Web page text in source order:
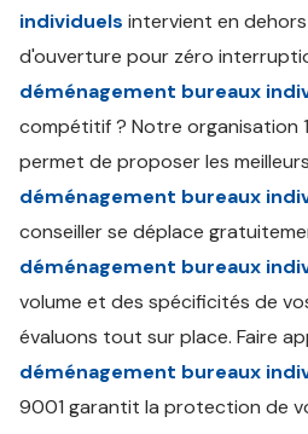
individuels intervient en
d'ouverture pour zéro
déménagement bureaux
compétitif ? Notre organisation
permet de proposer les
déménagement bureaux
conseiller se déplace
déménagement bureaux
volume et des spécificités de
évaluons tout sur place. Faire
déménagement bureaux
9001 garantit la protection de